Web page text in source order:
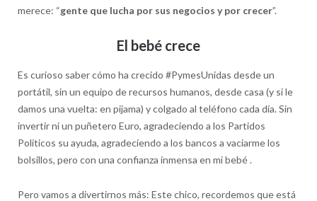
merece: “gente que lucha por sus negocios y por crecer”.
El bebé crece
Es curioso saber cómo ha crecido #PymesUnidas desde un
portátil, sin un equipo de recursos humanos, desde casa (y si le
damos una vuelta: en pijama) y colgado al teléfono cada día. Sin
invertir ni un puñetero Euro, agradeciendo a los Partidos
Políticos su ayuda, agradeciendo a los bancos a vaciarme los
bolsillos, pero con una confianza inmensa en mi bebé .
Pero vamos a divertirnos más: Este chico, recordemos que está